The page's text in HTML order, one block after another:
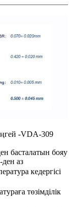
-VDA-309
басталатын бояу
аз
кедергісі
төзімділік